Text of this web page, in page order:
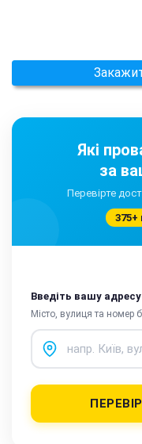
Які
за
Перевірте
375+
Введіть вашу адресу
Місто, вулиця та номер